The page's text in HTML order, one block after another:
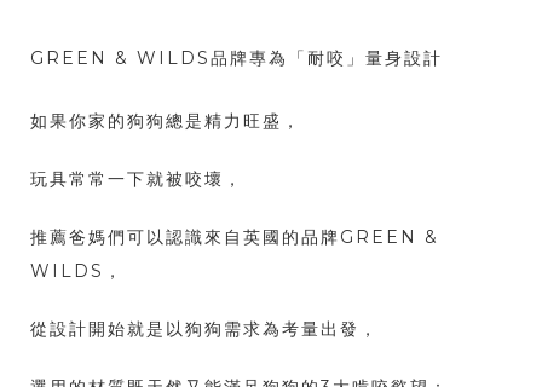
GREEN & WILDS品牌專為「耐咬」量身設計
如果你家的狗狗總是精力旺盛，
玩具常常一下就被咬壞，
推薦爸媽們可以認識來自英國的品牌GREEN &
WILDS，
從設計開始就是以狗狗需求為考量出發，